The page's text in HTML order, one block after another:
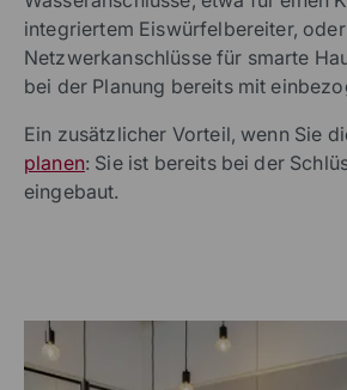
integriertem Eiswürfelbereiter, oder
Netzwerkanschlüsse für smarte
bei der Planung bereits mit
Ein zusätzlicher Vorteil, wenn Sie
planen: Sie ist bereits bei der
eingebaut.